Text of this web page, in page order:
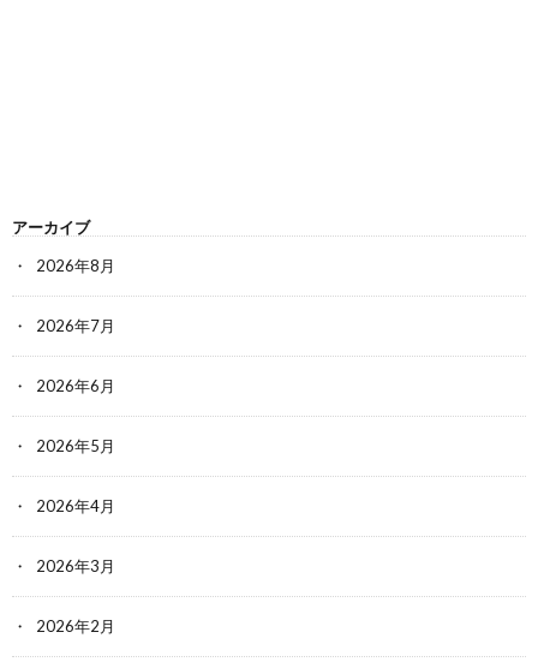
アーカイブ
2026年8月
2026年7月
2026年6月
2026年5月
2026年4月
2026年3月
2026年2月